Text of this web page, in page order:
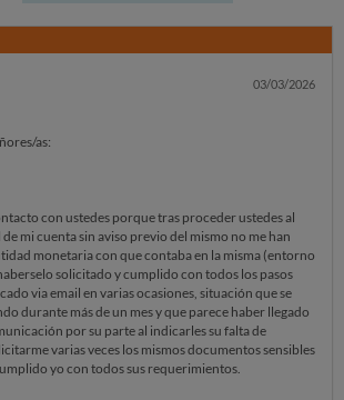
03/03/2026
as:
con ustedes porque tras proceder ustedes al
mi cuenta sin aviso previo del mismo no me han
monetaria con que contaba en la misma (entorno
solicitado y cumplido con todos los pasos
via email en varias ocasiones, situación que se
durante más de un mes y que parece haber llegado
por su parte al indicarles su falta de
varias veces los mismos documentos sensibles
yo con todos sus requerimientos.